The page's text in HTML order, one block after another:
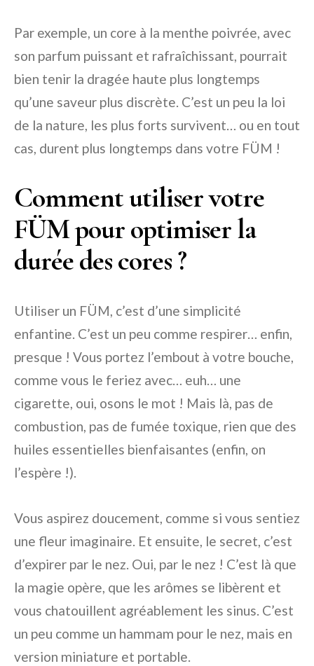
Par exemple, un core à la menthe poivrée, avec
son parfum puissant et rafraîchissant, pourrait
bien tenir la dragée haute plus longtemps
qu’une saveur plus discrète. C’est un peu la loi
de la nature, les plus forts survivent… ou en tout
cas, durent plus longtemps dans votre FÜM !
Comment utiliser votre
FÜM pour optimiser la
durée des cores ?
Utiliser un FÜM, c’est d’une simplicité
enfantine. C’est un peu comme respirer… enfin,
presque ! Vous portez l’embout à votre bouche,
comme vous le feriez avec… euh… une
cigarette, oui, osons le mot ! Mais là, pas de
combustion, pas de fumée toxique, rien que des
huiles essentielles bienfaisantes (enfin, on
l’espère !).
Vous aspirez doucement, comme si vous sentiez
une fleur imaginaire. Et ensuite, le secret, c’est
d’expirer par le nez. Oui, par le nez ! C’est là que
la magie opère, que les arômes se libèrent et
vous chatouillent agréablement les sinus. C’est
un peu comme un hammam pour le nez, mais en
version miniature et portable.